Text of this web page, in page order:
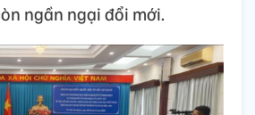
ngần ngại đổi mới.